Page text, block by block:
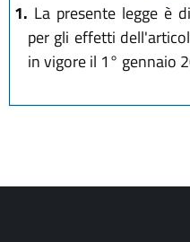
1. La presente legge è
per gli effetti
in vigore il 1° gennaio